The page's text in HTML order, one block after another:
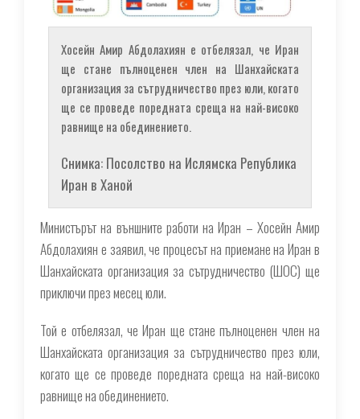
Хосейн Амир Абдолахиян е отбелязал, че Иран
ще стане пълноценен член на Шанхайската
организация за сътрудничество през юли, когато
ще се проведе поредната среща на най-високо
равнище на обединението.
Снимка: Посолство на Ислямска Република
Иран в Ханой
Министърът на външните работи на Иран – Хосейн Амир
Абдолахиян е заявил, че процесът на приемане на Иран в
Шанхайската организация за сътрудничество (ШОС) ще
приключи през месец юли.
Той е отбелязал, че Иран ще стане пълноценен член на
Шанхайската организация за сътрудничество през юли,
когато ще се проведе поредната среща на най-високо
равнище на обединението.